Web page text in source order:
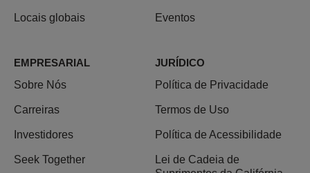
Locais globais Eventos
EMPRESARIAL
Sobre Nós
Carreiras
Investidores
Seek Together
JURÍDICO
Política de Privacidade
Termos de Uso
Política de Acessibilidade
Lei de Cadeia de